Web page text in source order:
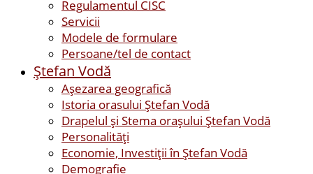
Regulamentul CISC
Servicii
Modele de formulare
Persoane/tel de contact
Ştefan Vodă
Așezarea geografică
Istoria orasului Ştefan Vodă
Drapelul şi Stema oraşului Ştefan Vodă
Personalităţi
Economie, Investiţii în Ştefan Vodă
Demografie